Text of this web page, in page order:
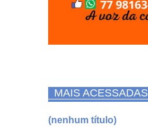
MAIS ACESSADAS
(nenhum título)